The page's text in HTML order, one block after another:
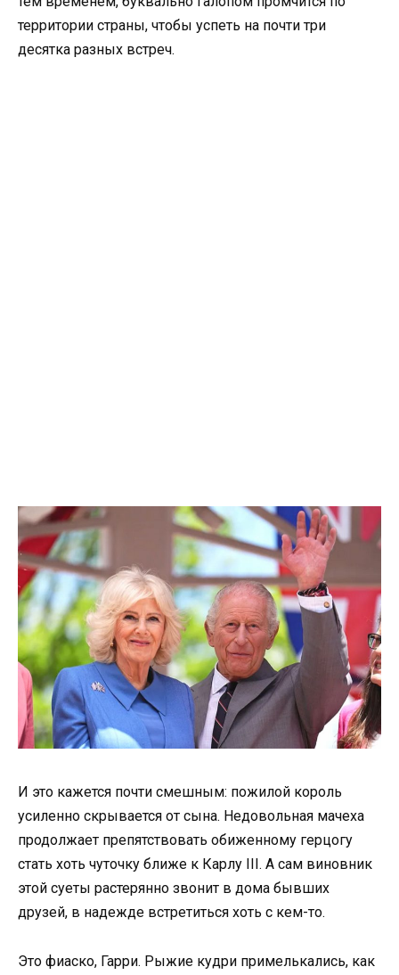
территории страны, чтобы успеть на почти три
десятка разных встреч.
И это кажется почти смешным: пожилой король
усиленно скрывается от сына. Недовольная мачеха
продолжает препятствовать обиженному герцогу
стать хоть чуточку ближе к Карлу III. А сам виновник
этой суеты растерянно звонит в дома бывших
друзей, в надежде встретиться хоть с кем-то.
Это фиаско, Гарри. Рыжие кудри примелькались, как